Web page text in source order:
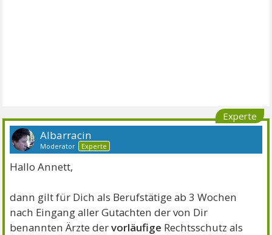
Experte
Albarracin
Moderator Experte
Hallo Annett,
dann gilt für Dich als Berufstätige ab 3 Wochen
nach Eingang aller Gutachten der von Dir
benannten Ärzte dervorläufige Rechtsschutz als